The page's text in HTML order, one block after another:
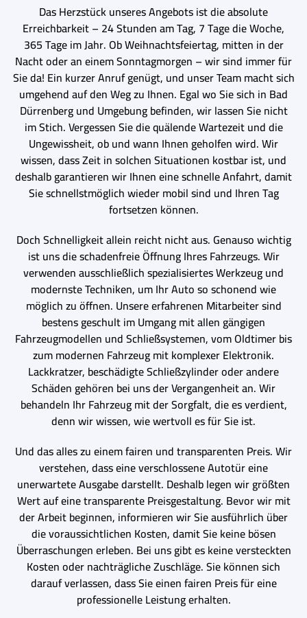
Das Herzstück unseres Angebots ist die absolute
Erreichbarkeit – 24 Stunden am Tag, 7 Tage die Woche,
365 Tage im Jahr. Ob Weihnachtsfeiertag, mitten in der
Nacht oder an einem Sonntagmorgen – wir sind immer für
Sie da! Ein kurzer Anruf genügt, und unser Team macht sich
umgehend auf den Weg zu Ihnen. Egal wo Sie sich in Bad
Dürrenberg und Umgebung befinden, wir lassen Sie nicht
im Stich. Vergessen Sie die quälende Wartezeit und die
Ungewissheit, ob und wann Ihnen geholfen wird. Wir
wissen, dass Zeit in solchen Situationen kostbar ist, und
deshalb garantieren wir Ihnen eine schnelle Anfahrt, damit
Sie schnellstmöglich wieder mobil sind und Ihren Tag
fortsetzen können.
Doch Schnelligkeit allein reicht nicht aus. Genauso wichtig
ist uns die schadenfreie Öffnung Ihres Fahrzeugs. Wir
verwenden ausschließlich spezialisiertes Werkzeug und
modernste Techniken, um Ihr Auto so schonend wie
möglich zu öffnen. Unsere erfahrenen Mitarbeiter sind
bestens geschult im Umgang mit allen gängigen
Fahrzeugmodellen und Schließsystemen, vom Oldtimer bis
zum modernen Fahrzeug mit komplexer Elektronik.
Lackkratzer, beschädigte Schließzylinder oder andere
Schäden gehören bei uns der Vergangenheit an. Wir
behandeln Ihr Fahrzeug mit der Sorgfalt, die es verdient,
denn wir wissen, wie wertvoll es für Sie ist.
Und das alles zu einem fairen und transparenten Preis. Wir
verstehen, dass eine verschlossene Autotür eine
unerwartete Ausgabe darstellt. Deshalb legen wir größten
Wert auf eine transparente Preisgestaltung. Bevor wir mit
der Arbeit beginnen, informieren wir Sie ausführlich über
die voraussichtlichen Kosten, damit Sie keine bösen
Überraschungen erleben. Bei uns gibt es keine versteckten
Kosten oder nachträgliche Zuschläge. Sie können sich
darauf verlassen, dass Sie einen fairen Preis für eine
professionelle Leistung erhalten.